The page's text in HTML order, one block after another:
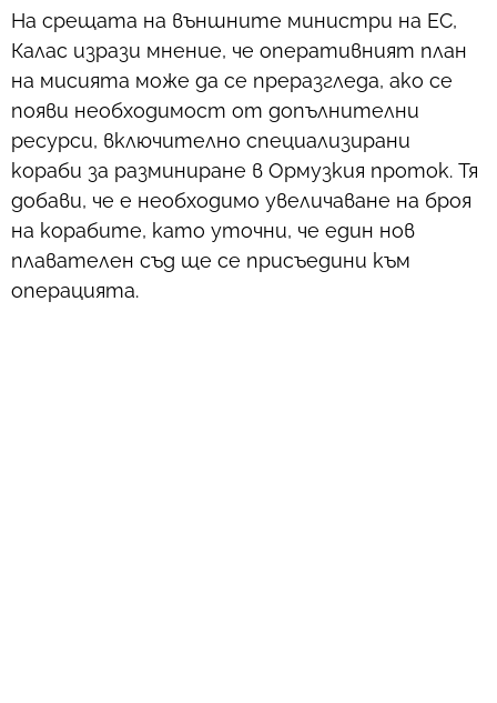
На срещата на външните министри на ЕС,
Калас изрази мнение, че оперативният план
на мисията може да се преразгледа, ако се
появи необходимост от допълнителни
ресурси, включително специализирани
кораби за разминиране в Ормузкия проток. Тя
добави, че е необходимо увеличаване на броя
на корабите, като уточни, че един нов
плавателен съд ще се присъедини към
операцията.